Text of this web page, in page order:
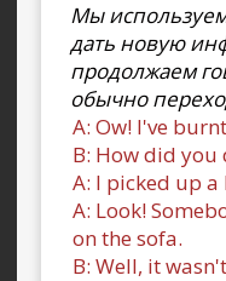
Мы
дать новую
продолжаем
обычно
A: Ow! I've
B: How did you
A: I picked up a
A: Look!
on the sofa.
B: Well, it